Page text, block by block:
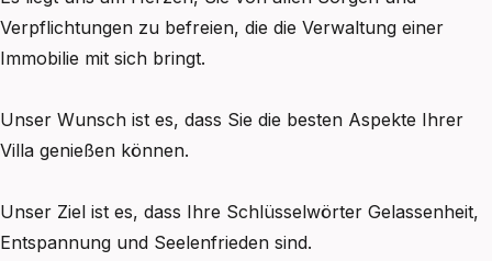
Verpflichtungen zu befreien, die die Verwaltung einer
Immobilie mit sich bringt.
Unser Wunsch ist es, dass Sie die besten Aspekte Ihrer
Villa genießen können.
Unser Ziel ist es, dass Ihre Schlüsselwörter Gelassenheit,
Entspannung und Seelenfrieden sind.